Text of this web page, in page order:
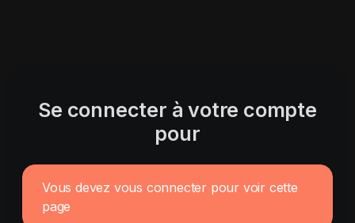
Se connecter à votre compte
pour
Vous devez vous connecter pour voir cette
page